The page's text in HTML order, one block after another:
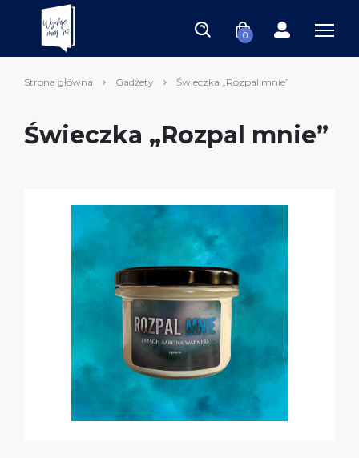
0
Strona główna Gadżety Świeczka „Rozpal mnie”
Świeczka „Rozpal mnie”